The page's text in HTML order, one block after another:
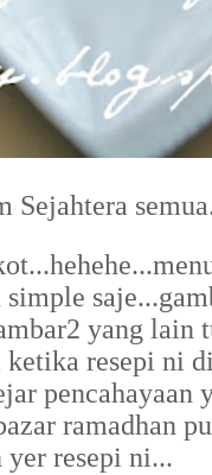
Sejahtera
yang lain
resepi ni
pencahayaan
ramadhan
yer resepi ni...